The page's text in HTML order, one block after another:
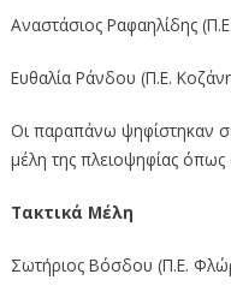
Αναστάσιος Ραφαηλίδης
Ευθαλία Ράνδου (Π.Ε.
Οι παραπάνω ψηφίστηκαν
μέλη της πλειοψηφίας όπως
Τακτικά Μέλη
Σωτήριος Βόσδου (Π.Ε.